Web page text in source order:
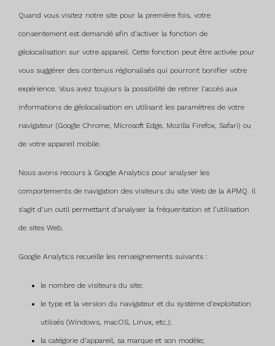
Quand vous visitez notre site pour la première fois, votre
consentement est demandé afin d’activer la fonction de
géolocalisation sur votre appareil. Cette fonction peut être activée pour
vous suggérer des contenus régionalisés qui pourront bonifier votre
expérience. Vous avez toujours la possibilité de retirer l’accès aux
informations de géolocalisation en utilisant les paramètres de votre
navigateur (Google Chrome, Microsoft Edge, Mozilla Firefox, Safari) ou
de votre appareil mobile.
Nous avons recours à Google Analytics pour analyser les
comportements de navigation des visiteurs du site Web de la APMQ. Il
s’agit d’un outil permettant d’analyser la fréquentation et l’utilisation
de sites Web.
Google Analytics recueille les renseignements suivants :
le nombre de visiteurs du site;
le type et la version du navigateur et du système d’exploitation
utilisés (Windows, macOS, Linux, etc.);
la catégorie d’appareil, sa marque et son modèle;